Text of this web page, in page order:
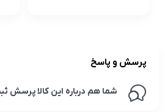
پرسش و پاسخ
شما هم درباره این کالا پرسش